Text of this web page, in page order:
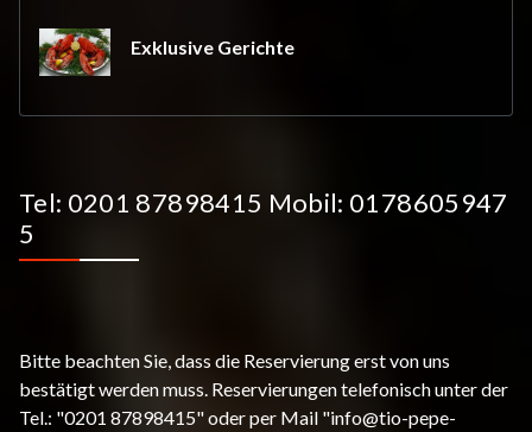
Exklusive Gerichte
Tel: 0201 87898415 Mobil: 0178605947
5
Bitte beachten Sie, dass die Reservierung erst von uns
bestätigt werden muss. Reservierungen telefonisch unter der
Tel.: "0201 87898415" oder per Mail "info@tio-pepe-